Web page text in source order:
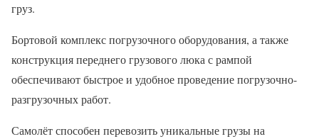
груз.
Бортовой комплекс погрузочного оборудования, а также
конструкция переднего грузового люка с рампой
обеспечивают быстрое и удобное проведение погрузочно-
разгрузочных работ.
Самолёт способен перевозить уникальные грузы на